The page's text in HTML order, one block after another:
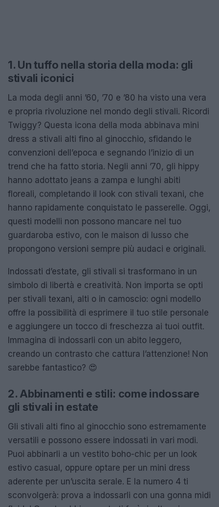
1. Un tuffo nella storia della moda: gli
stivali iconici
La moda degli anni ’60, ’70 e ’80 ha visto una vera
e propria rivoluzione nel mondo degli stivali. Ricordi
Twiggy? Questa icona della moda abbinava mini
dress a stivali alti fino al ginocchio, sfidando le
convenzioni dell’epoca e segnando l’inizio di un
trend che ha fatto storia. Negli anni ’70, gli hippy
hanno adottato jeans a zampa e lunghi abiti
floreali, completando il look con stivali texani, che
hanno rapidamente conquistato le passerelle. Oggi,
questi modelli non possono mancare nel tuo
guardaroba estivo, con le maison di lusso che
propongono versioni sempre più audaci e originali.
Indossati d’estate, gli stivali si trasformano in un
simbolo di libertà e creatività. Non importa se opti
per stivali texani, alti o in camoscio: ogni modello
offre la possibilità di esprimere il tuo stile personale
e aggiungere un tocco di freschezza ai tuoi outfit.
Immagina di indossarli con un abito leggero,
creando un contrasto che cattura l’attenzione! Non
sarebbe fantastico? 😍
2. Abbinamenti e stili: come indossare
gli stivali in estate
Gli stivali alti fino al ginocchio sono estremamente
versatili e possono essere indossati in vari modi.
Puoi abbinarli a un vestito boho-chic per un look
estivo casual, oppure optare per un mini dress
aderente per un’uscita serale. E la numero 4 ti
sconvolgerà: prova a indossarli con una gonna midi